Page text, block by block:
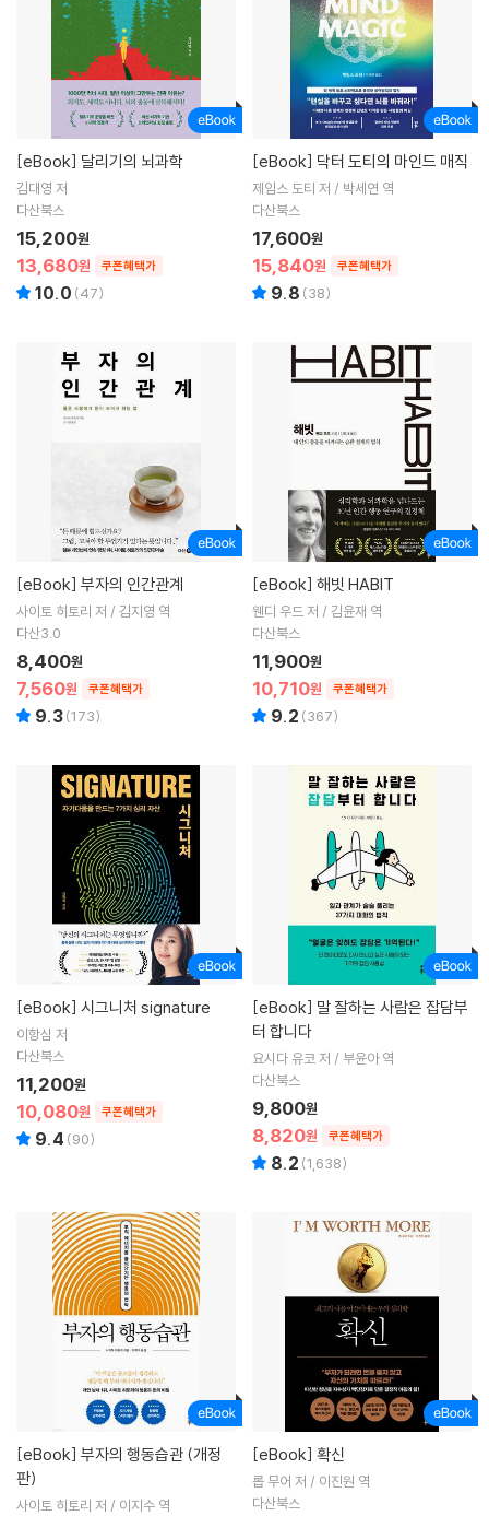
[eBook] 달리기의 뇌과학
김대영 저
다산북스
13,680원 쿠폰혜택가
15,200원
10.0 (47)
[eBook] 닥터 도티의 마인드 매직
제임스 도티 저 / 박세연 역
다산북스
15,840원 쿠폰혜택가
17,600원
9.8 (38)
[eBook] 부자의 인간관계
사이토 히토리 저 / 김지영 역
다산3.0
7,560원 쿠폰혜택가
8,400원
9.3(173)
[eBook] 해빗 HABIT
웬디 우드 저 / 김윤재 역
다산북스
10,710원 쿠폰혜택가
11,900원
9.2 (367)
[eBook] 시그니처 signature
이항심 저
다산북스
10,080원 쿠폰혜택가
11,200원
9.4 (90)
[eBook]
터 합니다
요시다 유코 저 / 부윤아 역
다산북스
8,820원 쿠폰혜택가
9,800원
8.2 (1,638)
[eBook]
판)
사이토 히토리 저 / 이지수 역
[eBook] 확신
롭 무어 저 / 이진원 역
다산북스